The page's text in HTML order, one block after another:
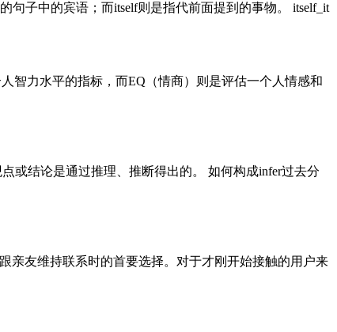
句子中的宾语；而itself则是指代前面提到的事物。 itself_it
智力水平的指标，而EQ（情商）则是评估一个人情感和
或结论是通过推理、推断得出的。 如何构成infer过去分
亲友维持联系时的首要选择。对于才刚开始接触的用户来